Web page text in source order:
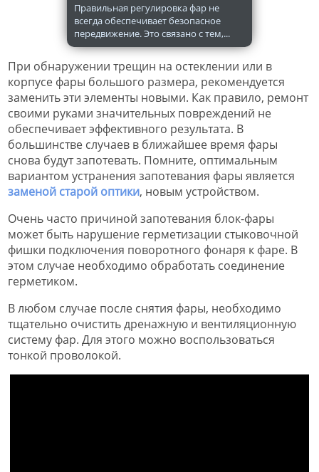
Правильная регулировка фар не
всегда обеспечивает безопасное
передвижение. Это связано с тем,...
При обнаружении трещин на остеклении или в
корпусе фары большого размера, рекомендуется
заменить эти элементы новыми. Как правило, ремонт
своими руками значительных повреждений не
обеспечивает эффективного результата. В
большинстве случаев в ближайшее время фары
снова будут запотевать. Помните, оптимальным
вариантом устранения запотевания фары является
заменой старой оптики, новым устройством.
Очень часто причиной запотевания блок-фары
может быть нарушение герметизации стыковочной
фишки подключения поворотного фонаря к фаре. В
этом случае необходимо обработать соединение
герметиком.
В любом случае после снятия фары, необходимо
тщательно очистить дренажную и вентиляционную
систему фар. Для этого можно воспользоваться
тонкой проволокой.